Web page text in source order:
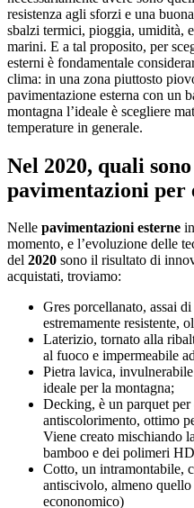
resistenza agli sforzi e una
sbalzi termici, pioggia, umidità,
marini. E a tal proposito, per
esterni è fondamentale
clima: in una zona piuttosto
pavimentazione esterna con un
montagna l’ideale è scegliere
temperature in generale.
Nel 2020, quali
pavimentazioni per
Nelle pavimentazioni esterne
momento, e l’evoluzione delle
del 2020 sono il risultato di
acquistati, troviamo:
Gres porcellanato, assai
estremamente resistente,
Laterizio, tornato alla
al fuoco e impermeabile
Pietra lavica,
ideale per la montagna;
Decking, è un parquet
antiscolorimento, ottimo
Viene creato mischiando
bamboo e dei polimeri
Cotto, un intramontabile,
antiscivolo, almeno
econonomico)